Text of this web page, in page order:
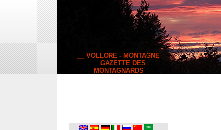
__ VOLLORE - MONTAGNE
__ GAZETTE DES
MONTAGNARDS